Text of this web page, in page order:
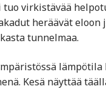
virkistävää
heräävät eloon
tunnelmaa.
lämpötila
Kesä näyttää